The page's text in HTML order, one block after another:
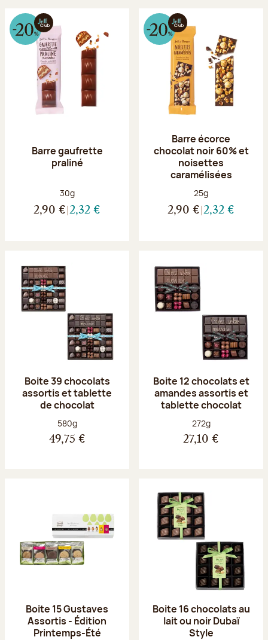
Barre gaufrette
praliné
Poids net :
30g
2,90 € 2,32 €
Barre écorce
chocolat noir 60% et
noisettes
caramélisées
Poids net :
25g
2,90 € 2,32 €
Boite 39 chocolats
assortis et tablette
de chocolat
Poids net :
580g
49,75 €
Boite 12 chocolats et
amandes assortis et
tablette chocolat
Poids net :
272g
27,10 €
Boite 15 Gustaves
Assortis - Édition
Printemps-Été
Boite 16 chocolats au
lait ou noir Dubaï
Style